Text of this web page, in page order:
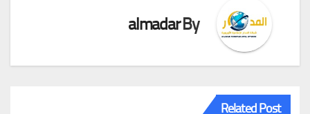
By
almadar
Related Post